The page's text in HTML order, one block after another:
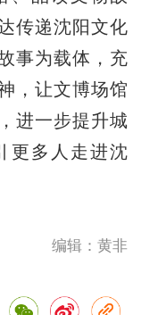
传递沈阳文化
事为载体，充
，让文博场馆
进一步提升城
更多人走进沈
编辑：黄非